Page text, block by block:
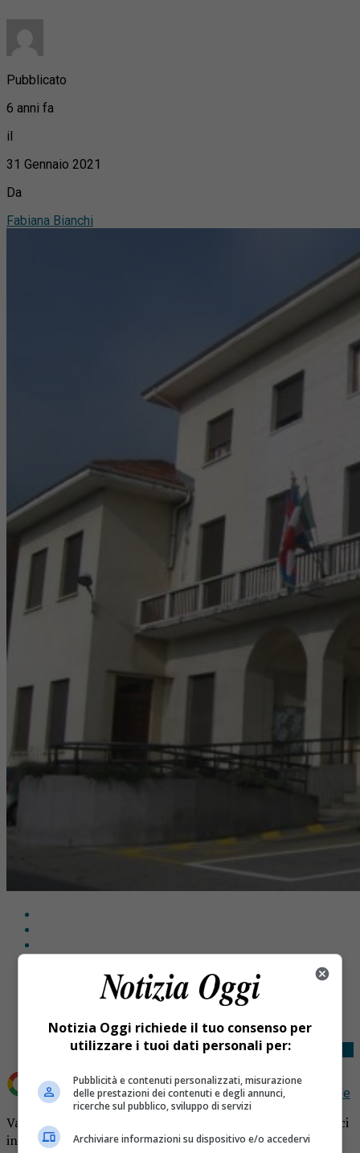
Pubblicato
6 anni fa
il
31 Gennaio 2021
Da
Fabiana Bianchi
Aggiungi Notizia Oggi.it come Fonte preferita su Google
Valdilana emergenza sanitaria sospende i concorsi pubblici
indetti dal Comune.
Notizia Oggi richiede il tuo consenso per
utilizzare i tuoi dati personali per:
Pubblicità e contenuti personalizzati, misurazione
delle prestazioni dei contenuti e degli annunci,
ricerche sul pubblico, sviluppo di servizi
Archiviare informazioni su dispositivo e/o accedervi